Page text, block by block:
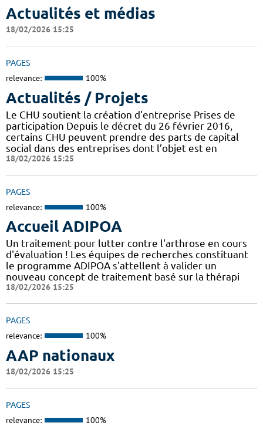
Actualités et médias
18/02/2026 15:25
PAGES
relevance: 100%
Actualités / Projets
Le CHU soutient la création d'entreprise Prises de
participation Depuis le décret du 26 février 2016,
certains CHU peuvent prendre des parts de capital
social dans des entreprises dont l’objet est en
18/02/2026 15:25
PAGES
relevance: 100%
Accueil ADIPOA
Un traitement pour lutter contre l'arthrose en cours
d'évaluation ! Les équipes de recherches constituant
le programme ADIPOA s'attellent à valider un
nouveau concept de traitement basé sur la thérapi
18/02/2026 15:25
PAGES
relevance: 100%
AAP nationaux
18/02/2026 15:25
PAGES
relevance: 100%